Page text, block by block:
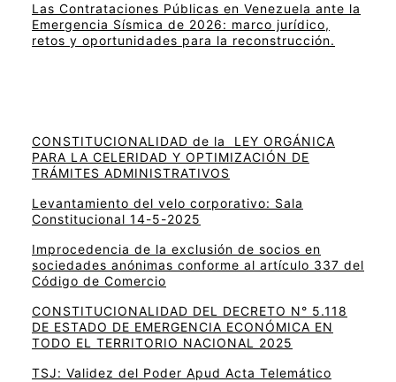
Las Contrataciones Públicas en Venezuela ante la
Emergencia Sísmica de 2026: marco jurídico,
retos y oportunidades para la reconstrucción.
CONSTITUCIONALIDAD de la LEY ORGÁNICA
PARA LA CELERIDAD Y OPTIMIZACIÓN DE
TRÁMITES ADMINISTRATIVOS
Levantamiento del velo corporativo: Sala
Constitucional 14-5-2025
Improcedencia de la exclusión de socios en
sociedades anónimas conforme al artículo 337 del
Código de Comercio
CONSTITUCIONALIDAD DEL DECRETO N° 5.118
DE ESTADO DE EMERGENCIA ECONÓMICA EN
TODO EL TERRITORIO NACIONAL 2025
TSJ: Validez del Poder Apud Acta Telemático